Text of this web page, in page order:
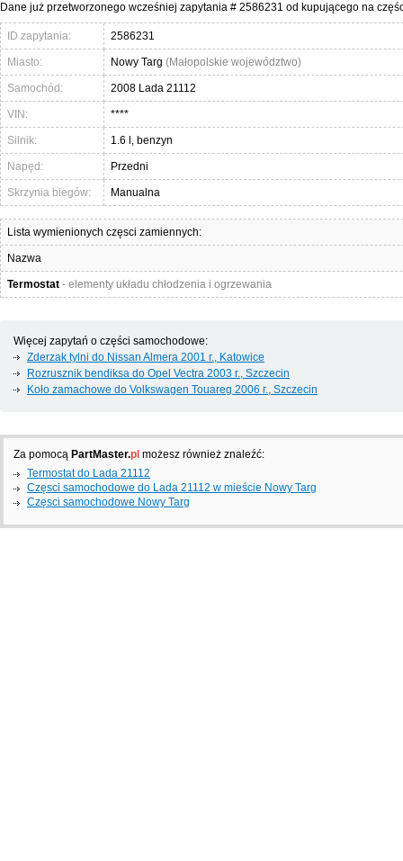
Dane już przetworzonego wcześniej zapytania # 2586231 od kupującego na
ID zapytania: 2586231
Miasto: Nowy Targ (Małopolskie województwo)
Samochód: 2008 Lada 21112
VIN: ****
Silnik: 1.6 l, benzyn
Napęd: Przedni
Skrzynia biegów: Manualna
Lista wymienionych częsci zamiennych:
Nazwa
Termostat - elementy układu chłodzenia i ogrzewania
Więcej zapytań o części samochodowe:
Zderzak tylni do Nissan Almera 2001 г., Katowice
Rozrusznik bendiksa do Opel Vectra 2003 г., Szczecin
Koło zamachowe do Volkswagen Touareg 2006 г., Szczecin
Za pomocą PartMaster.pl możesz również znaleźć:
Termostat do Lada 21112
Częsci samochodowe do Lada 21112 w mieście Nowy Targ
Częsci samochodowe Nowy Targ